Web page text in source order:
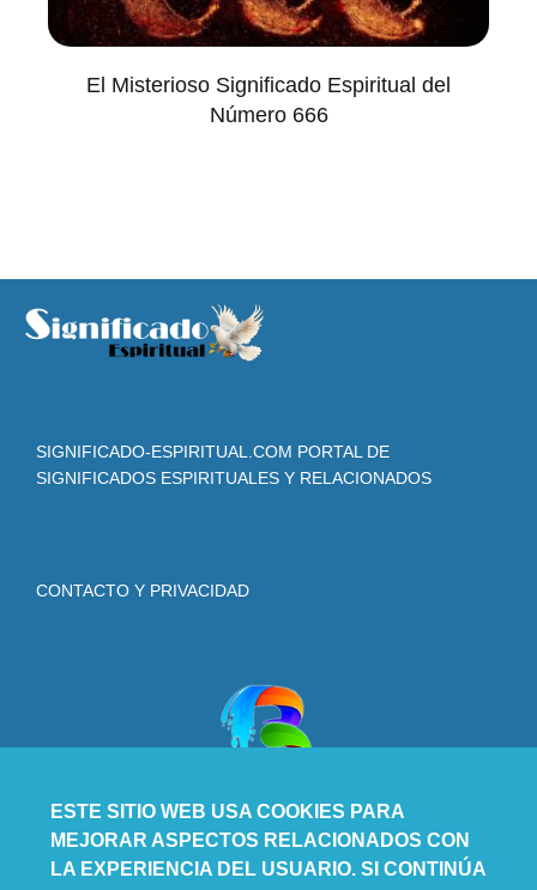
El Misterioso Significado Espiritual del
Número 666
SIGNIFICADO-ESPIRITUAL.COM PORTAL DE
SIGNIFICADOS ESPIRITUALES Y RELACIONADOS
CONTACTO Y PRIVACIDAD
ESTE SITIO WEB USA COOKIES PARA
MEJORAR ASPECTOS RELACIONADOS CON
LA EXPERIENCIA DEL USUARIO. SI CONTINÚA